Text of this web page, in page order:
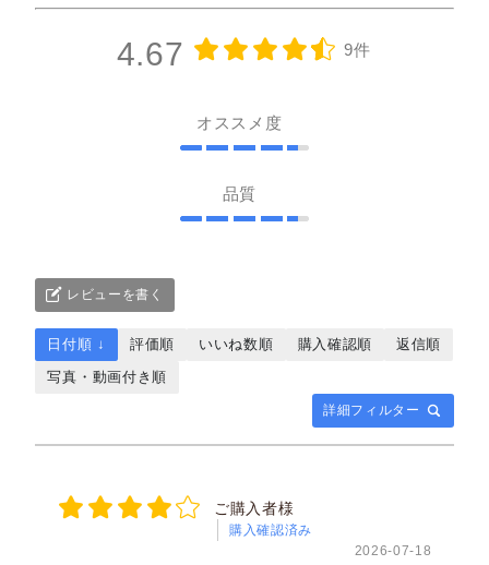
4.67 9件
オススメ度
品質
レビューを書く
詳細フィルター
日付順 ↓ 評価順 いいね数順 購入確認順
返信順
写真・動画付き順
ご購入者様
購入確認済み
2026-07-18